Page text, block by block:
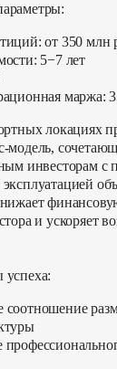
от 350 млн
5−7 лет
маржа:
локациях
модель,
инвесторам с
и ускоряет
соотношение